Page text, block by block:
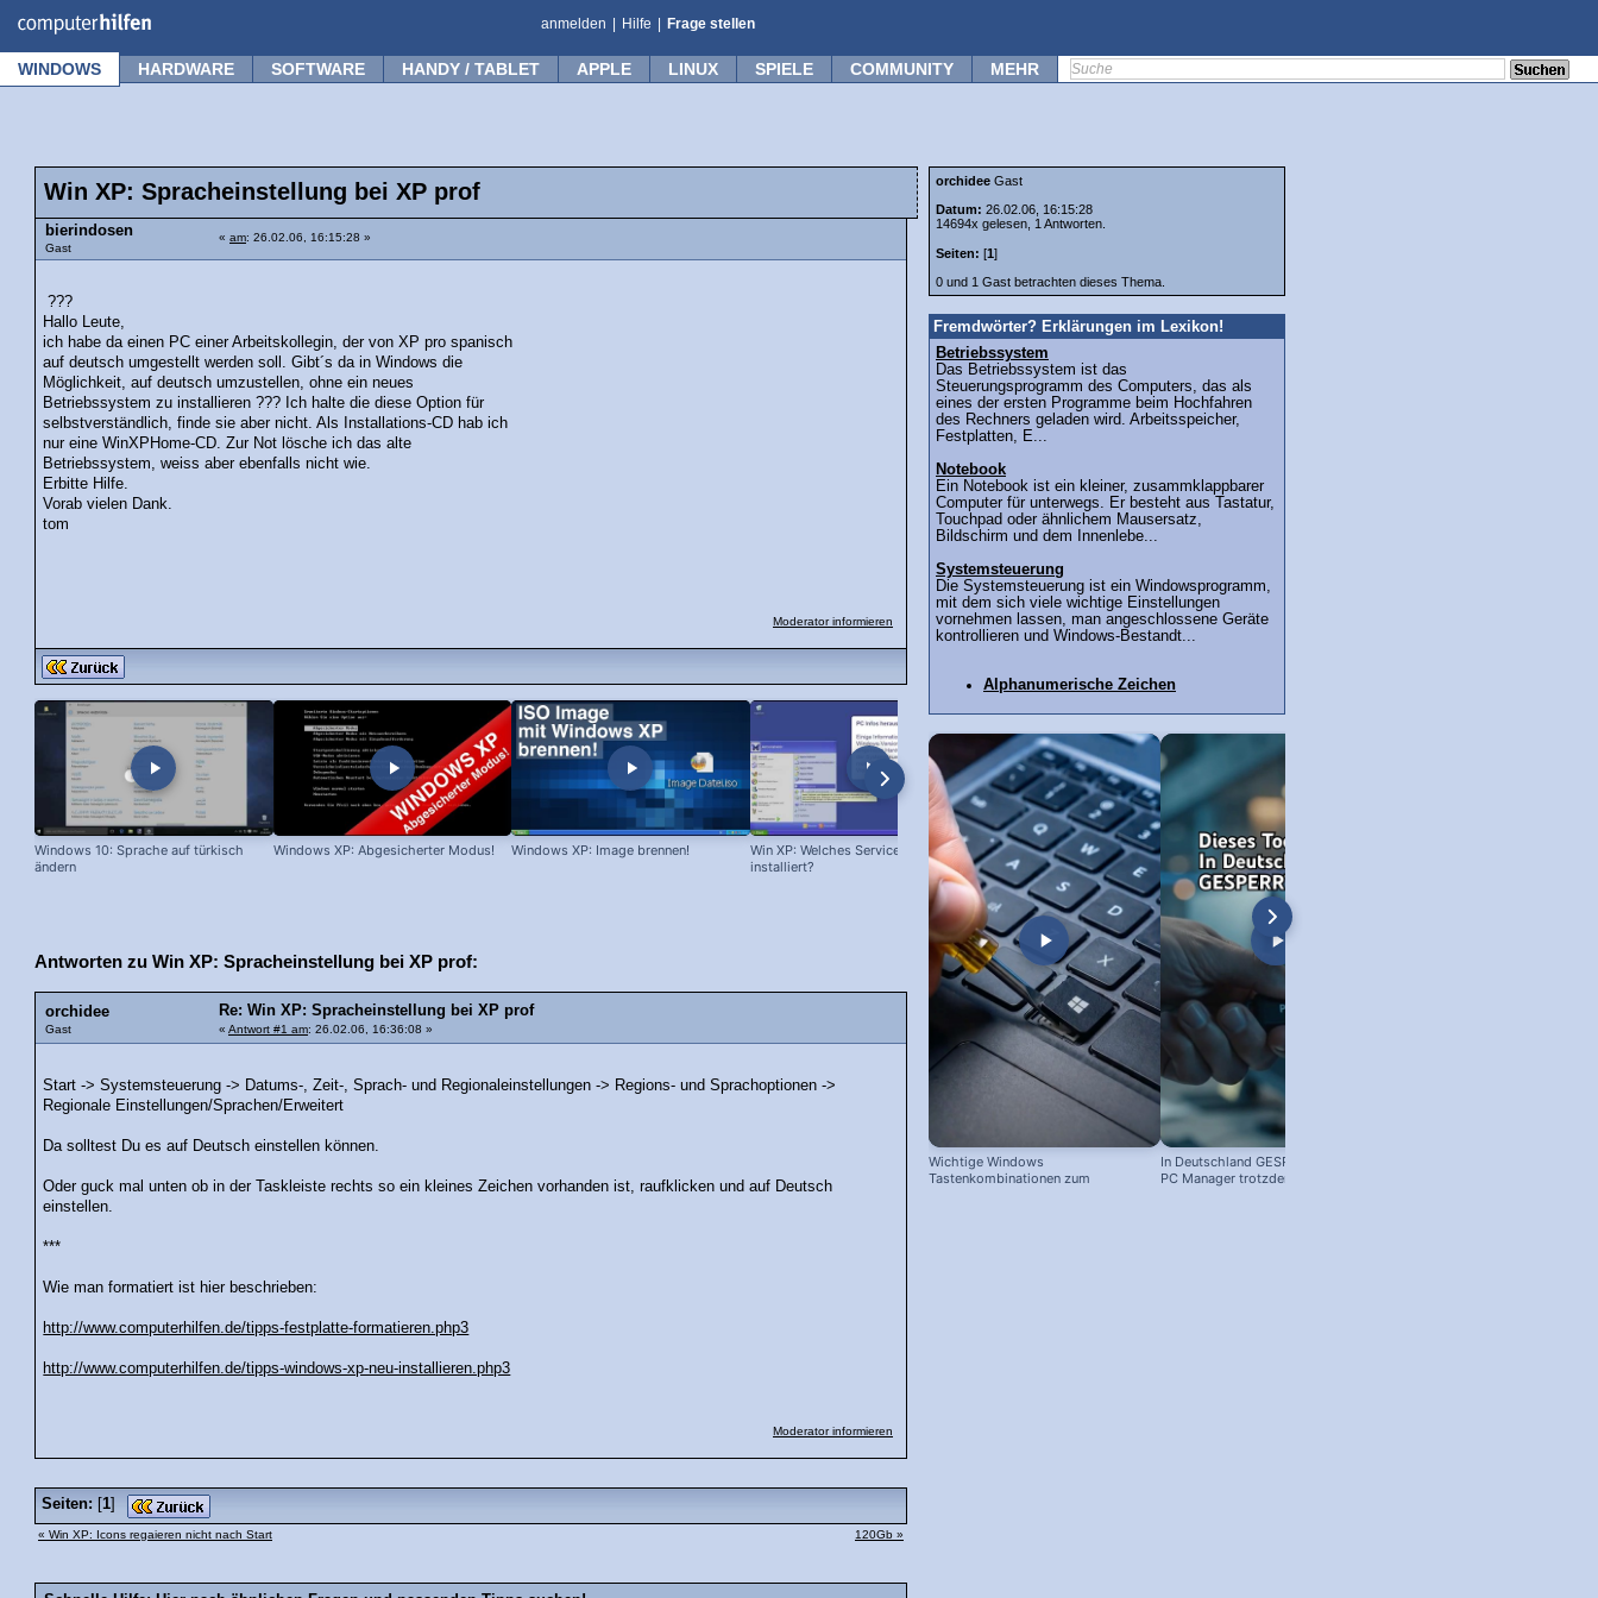
anmelden Hilfe Frage stellen
WINDOWS HARDWARE SOFTWARE HANDY / TABLET APPLE LINUX SPIELE COMMUNITY MEHR
Win XP: Spracheinstellung bei XP prof
bierindosen
Gast
« am: 26.02.06, 16:15:28 »
???
Hallo Leute,
ich habe da einen PC einer Arbeitskollegin, der von XP pro spanisch
auf deutsch umgestellt werden soll. Gibt´s da in Windows die
Möglichkeit, auf deutsch umzustellen, ohne ein neues
Betriebssystem zu installieren ??? Ich halte die diese Option für
selbstverständlich, finde sie aber nicht. Als Installations-CD hab ich
nur eine WinXPHome-CD. Zur Not lösche ich das alte
Betriebssystem, weiss aber ebenfalls nicht wie.
Erbitte Hilfe.
Vorab vielen Dank.
tom
Moderator informieren
Windows 10: Sprache auf türkisch
ändern
Windows XP: Abgesicherter Modus! Windows XP: Image brennen!
Win XP: Welches Servicepack ist
installiert?
Windows 98: Scandisk Windows 98 Boot-Screen
Antworten zu Win XP: Spracheinstellung bei XP prof:
orchidee
Gast
Re: Win XP: Spracheinstellung bei XP prof
« Antwort #1 am: 26.02.06, 16:36:08 »
Start -> Systemsteuerung -> Datums-, Zeit-, Sprach- und Regionaleinstellungen -> Regions- und Sprachoptionen ->
Regionale Einstellungen/Sprachen/Erweitert
Da solltest Du es auf Deutsch einstellen können.
Oder guck mal unten ob in der Taskleiste rechts so ein kleines Zeichen vorhanden ist, raufklicken und auf Deutsch
einstellen.
***
Wie man formatiert ist hier beschrieben:
http://www.computerhilfen.de/tipps-festplatte-formatieren.php3
http://www.computerhilfen.de/tipps-windows-xp-neu-installieren.php3
Moderator informieren
Seiten: [1]
« Win XP: Icons regaieren nicht nach Start 120Gb »
orchidee Gast
Datum: 26.02.06, 16:15:28
14694x gelesen, 1 Antworten.
Seiten: [1]
0 und 1 Gast betrachten dieses Thema.
Fremdwörter? Erklärungen im Lexikon!
Betriebssystem
Das Betriebssystem ist das
Steuerungsprogramm des Computers, das als
eines der ersten Programme beim Hochfahren
des Rechners geladen wird. Arbeitsspeicher,
Festplatten, E...
Notebook
Ein Notebook ist ein kleiner, zusammklappbarer
Computer für unterwegs. Er besteht aus Tastatur,
Touchpad oder ähnlichem Mausersatz,
Bildschirm und dem Innenlebe...
Systemsteuerung
Die Systemsteuerung ist ein Windowsprogramm,
mit dem sich viele wichtige Einstellungen
vornehmen lassen, man angeschlossene Geräte
kontrollieren und Windows-Bestandt...
Alphanumerische Zeichen
Wichtige Windows
Tastenkombinationen zum
In Deutschland GESPERRT: Microsoft
PC Manager trotzdem installieren